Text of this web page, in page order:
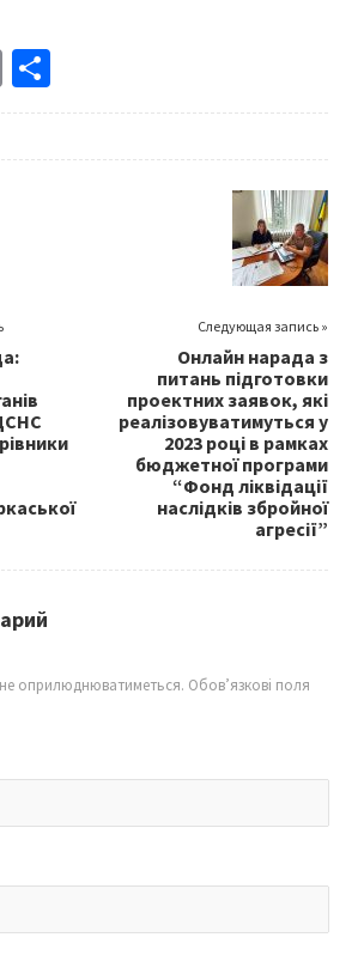
E
m h
Следующая запись »
Онлайн нарада з
питань підготовки
проектних заявок, які
реалізовуватимуться у
2023 році в рамках
бюджетної програми
“Фонд ліквідації
наслідків збройної
агресії”
оприлюднюватиметься. Обов’язкові поля